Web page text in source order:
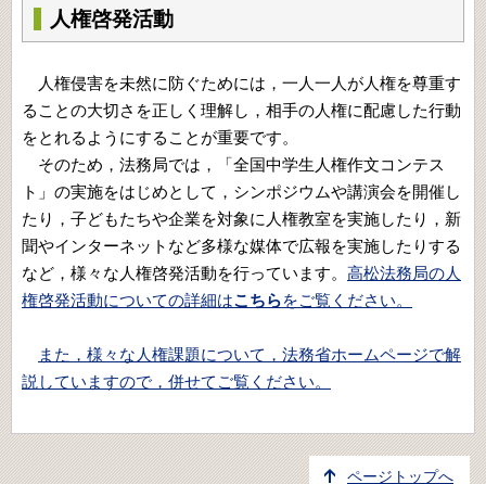
人権啓発活動
人権侵害を未然に防ぐためには，一人一人が人権を尊重す
ることの大切さを正しく理解し，相手の人権に配慮した行動
をとれるようにすることが重要です。
そのため，法務局では，「全国中学生人権作文コンテス
ト」の実施をはじめとして，シンポジウムや講演会を開催し
たり，子どもたちや企業を対象に人権教室を実施したり，新
聞やインターネットなど多様な媒体で広報を実施したりする
など，様々な人権啓発活動を行っています。 高松法務局の人
権啓発活動についての詳細はこちらをご覧ください。
また，様々な人権課題について，法務省ホームページで解
説していますので，併せてご覧ください。
ページトップへ